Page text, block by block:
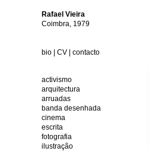
Rafael Vieira
Coimbra, 1979
bio CV contacto
activismo
arquitectura
arruadas
banda desenhada
cinema
escrita
fotografia
ilustração